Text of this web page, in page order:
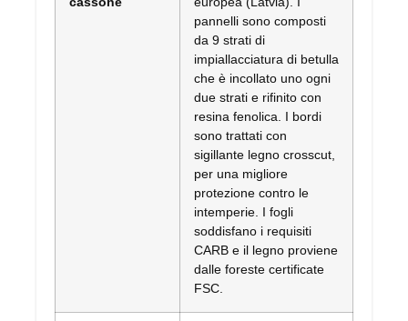
pannelli sono composti
da 9 strati di
impiallacciatura di betulla
che è incollato uno ogni
due strati e rifinito con
resina fenolica. I bordi
sono trattati con
sigillante legno crosscut,
per una migliore
protezione contro le
intemperie. I fogli
soddisfano i requisiti
CARB e il legno proviene
dalle foreste certificate
FSC.